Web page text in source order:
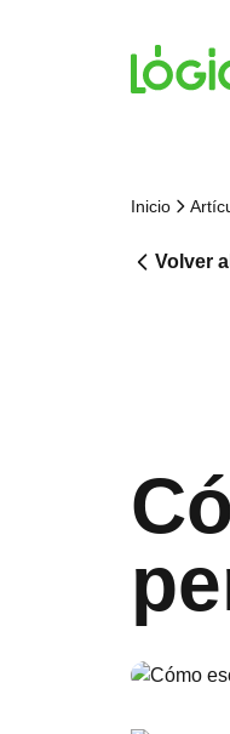
Inicio
Volver